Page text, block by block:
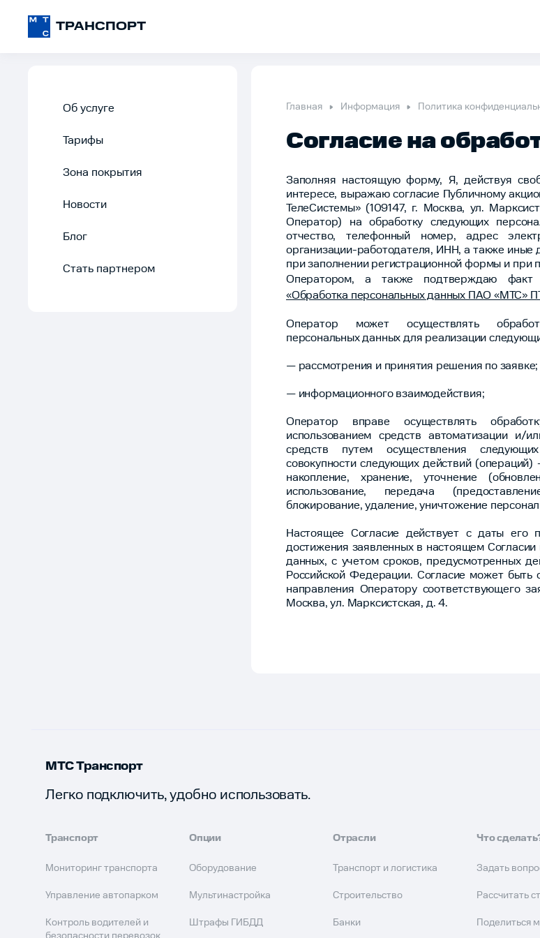
ТРАНСПОРТ
Об услуге
Тарифы
Зона покрытия
Новости
Блог
Стать партнером
Главная Информация Политика
Согласие на
Заполняя настоящую форму, Я, действуя
интересе, выражаю согласие Публичному
ТелеСистемы» (109147, г. Москва, ул.
Оператор) на обработку следующих
отчество, телефонный номер, адрес
организации-работодателя, ИНН, а также
при заполнении регистрационной формы и при
Оператором, а также подтверждаю факт
«Обработка персональных данных ПАО «МТС»
Оператор может осуществлять
персональных данных для реализации
— рассмотрения и принятия решения по заявке;
— информационного взаимодействия;
Оператор вправе осуществлять
использованием средств автоматизации и/
средств путем осуществления
совокупности следующих действий (операций)
накопление, хранение, уточнение
использование, передача
блокирование, удаление, уничтожение
Настоящее Согласие действует с даты его
достижения заявленных в настоящем
данных, с учетом сроков, предусмотренных
Российской Федерации. Согласие может
направления Оператору соответствующего
Москва, ул. Марксистская, д. 4.
МТС Транспорт
Легко подключить, удобно использовать.
Транспорт
Мониторинг транспорта
Управление автопарком
Контроль водителей и
Опции
Оборудование
Мультинастройка
Штрафы ГИБДД
Отрасли
Транспорт и логистика
Строительство
Банки
Что
Задать
Рассчитать
Поделиться